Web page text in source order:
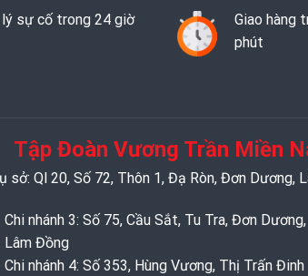
sự cố trong 24 giờ
Giao hàng
phút
Tập Đoàn Vương Trần Miền
sở: Ql 20, Số 72, Thôn 1, Đạ Ròn, Đơn Dương,
Chi nhánh 3: Số 75, Cầu Sắt, Tu Tra, Đơn Dương,
Lâm Đồng
Chi nhánh 4: Số 353, Hùng Vương, Thị Trấn Đinh